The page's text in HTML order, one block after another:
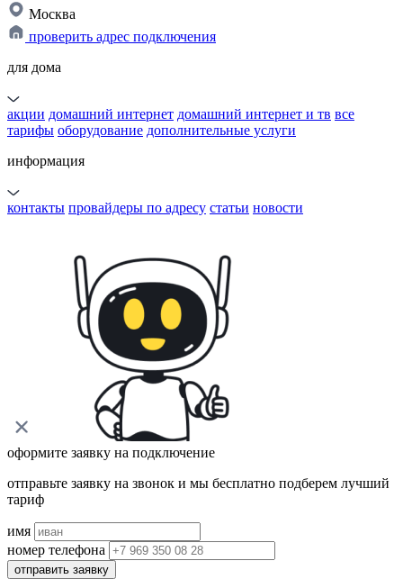
Москва
проверить адрес подключения
для дома
акции домашний интернет домашний интернет и тв все
тарифы оборудование дополнительные услуги
информация
контакты провайдеры по адресу статьи новости
оформите заявку на подключение
отправьте заявку на звонок и мы бесплатно подберем лучший
тариф
имя
номер телефона
отправить заявку